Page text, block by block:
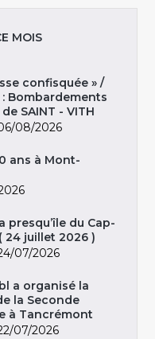
MOIS
confisquée » /
Bombardements
SAINT - VITH
08/2026
ans à Mont-
presqu’île du Cap-
24 juillet 2026 )
07/2026
a organisé la
la Seconde
à Tancrémont
07/2026